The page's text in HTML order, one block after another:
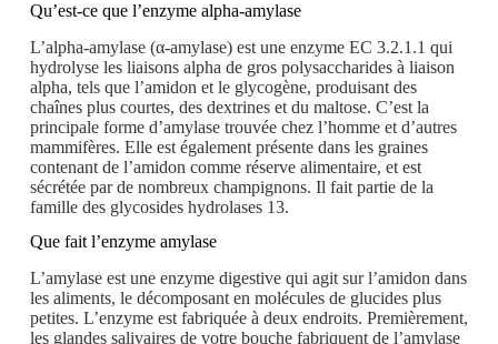
Qu’est-ce que l’enzyme alpha-amylase
L’alpha-amylase (α-amylase) est une enzyme EC 3.2.1.1 qui
hydrolyse les liaisons alpha de gros polysaccharides à liaison
alpha, tels que l’amidon et le glycogène, produisant des
chaînes plus courtes, des dextrines et du maltose. C’est la
principale forme d’amylase trouvée chez l’homme et d’autres
mammifères. Elle est également présente dans les graines
contenant de l’amidon comme réserve alimentaire, et est
sécrétée par de nombreux champignons. Il fait partie de la
famille des glycosides hydrolases 13.
Que fait l’enzyme amylase
L’amylase est une enzyme digestive qui agit sur l’amidon dans
les aliments, le décomposant en molécules de glucides plus
petites. L’enzyme est fabriquée à deux endroits. Premièrement,
les glandes salivaires de votre bouche fabriquent de l’amylase